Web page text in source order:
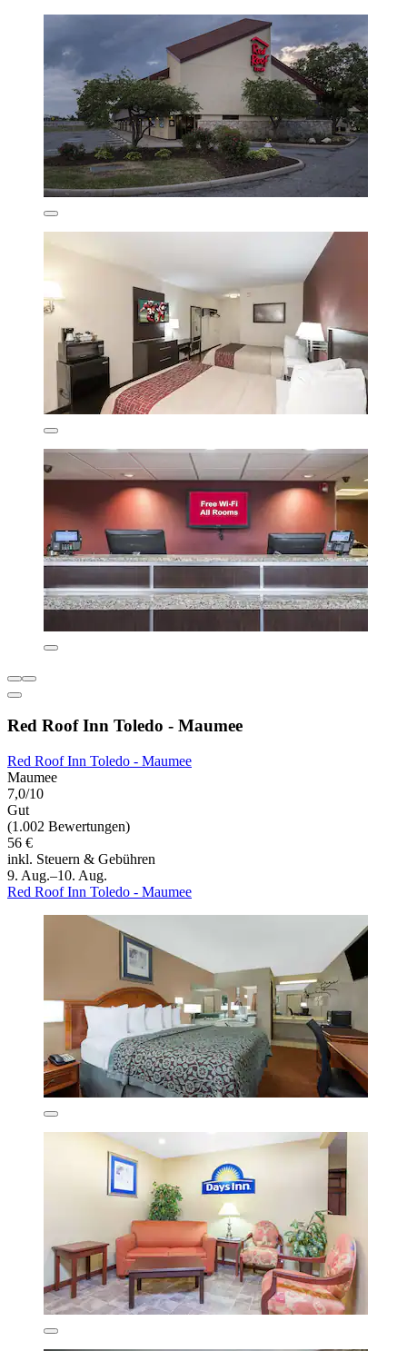
Red Roof Inn Toledo - Maumee
Red Roof Inn Toledo - Maumee
Maumee
7,0/10
Gut
(1.002 Bewertungen)
56 €
inkl. Steuern & Gebühren
9. Aug.–10. Aug.
Red Roof Inn Toledo - Maumee